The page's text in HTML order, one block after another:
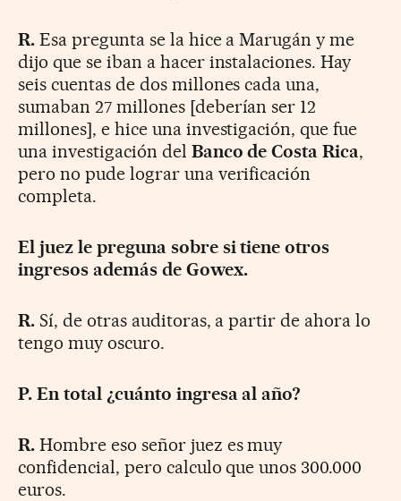
R.Esa pregunta se la hice a Marugán y me
dijo que se iban a hacer instalaciones. Hay
seis cuentas de dos millones cada una,
sumaban 27 millones [deberían ser 12
millones], e hice una investigación, que fue
una investigación del Banco de Costa Rica,
pero no pude lograr una verificación
completa.
El juez le preguna sobre si tiene otros
ingresos además de Gowex.
R.Sí, de otras auditoras, a partir de ahora lo
tengo muy oscuro.
P. En total ¿cuánto ingresa al año?
R.Hombre eso señor juez es muy
confidencial, pero calculo que unos 300.000
euros.